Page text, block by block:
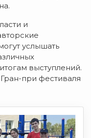
и
услышать
выступлений.
при фестиваля